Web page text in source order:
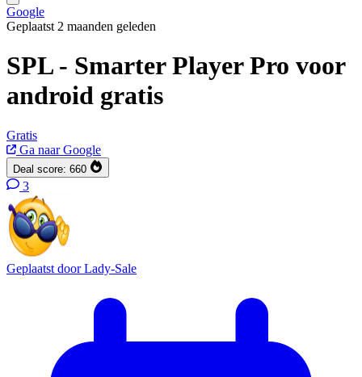
Google
Geplaatst 2 maanden geleden
SPL - Smarter Player Pro voor
android gratis
Gratis
Ga naar Google
Deal score: 660
3
Geplaatst doorLady-Sale